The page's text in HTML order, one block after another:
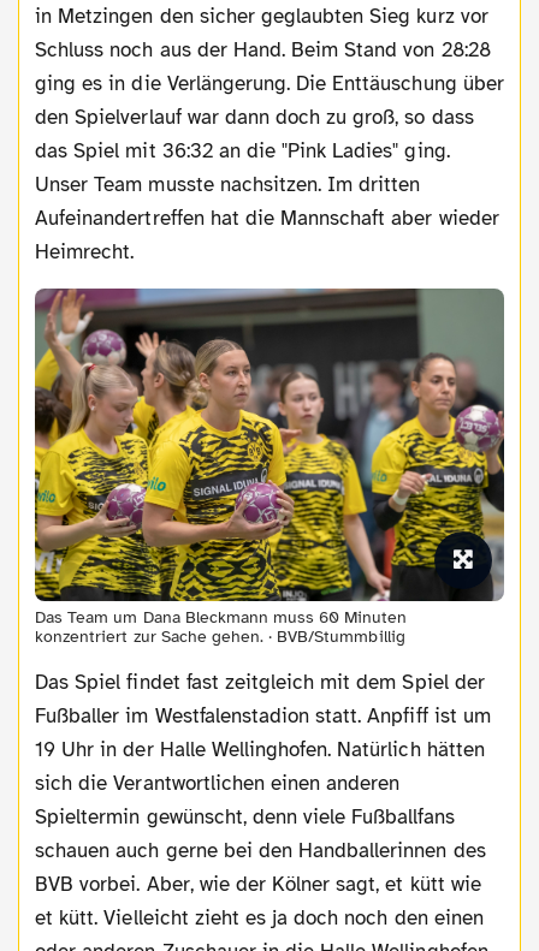
in Metzingen den sicher geglaubten Sieg kurz vor
Schluss noch aus der Hand. Beim Stand von 28:28
ging es in die Verlängerung. Die Enttäuschung über
den Spielverlauf war dann doch zu groß, so dass
das Spiel mit 36:32 an die "Pink Ladies" ging.
Unser Team musste nachsitzen. Im dritten
Aufeinandertreffen hat die Mannschaft aber wieder
Heimrecht.
Das Team um Dana Bleckmann muss 60 Minuten
konzentriert zur Sache gehen. · BVB/Stummbillig
Das Spiel findet fast zeitgleich mit dem Spiel der
Fußballer im Westfalenstadion statt. Anpfiff ist um
19 Uhr in der Halle Wellinghofen. Natürlich hätten
sich die Verantwortlichen einen anderen
Spieltermin gewünscht, denn viele Fußballfans
schauen auch gerne bei den Handballerinnen des
BVB vorbei. Aber, wie der Kölner sagt, et kütt wie
et kütt. Vielleicht zieht es ja doch noch den einen